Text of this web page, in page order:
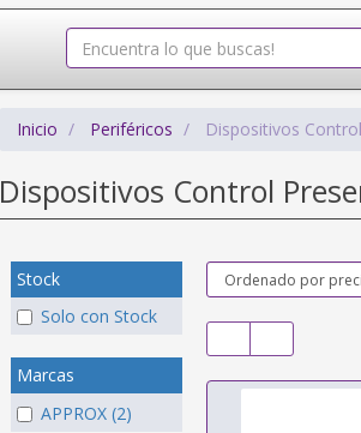
Inicio Periféricos Dispositivos
Dispositivos Control
Stock
Solo con Stock
Marcas
APPROX (2)